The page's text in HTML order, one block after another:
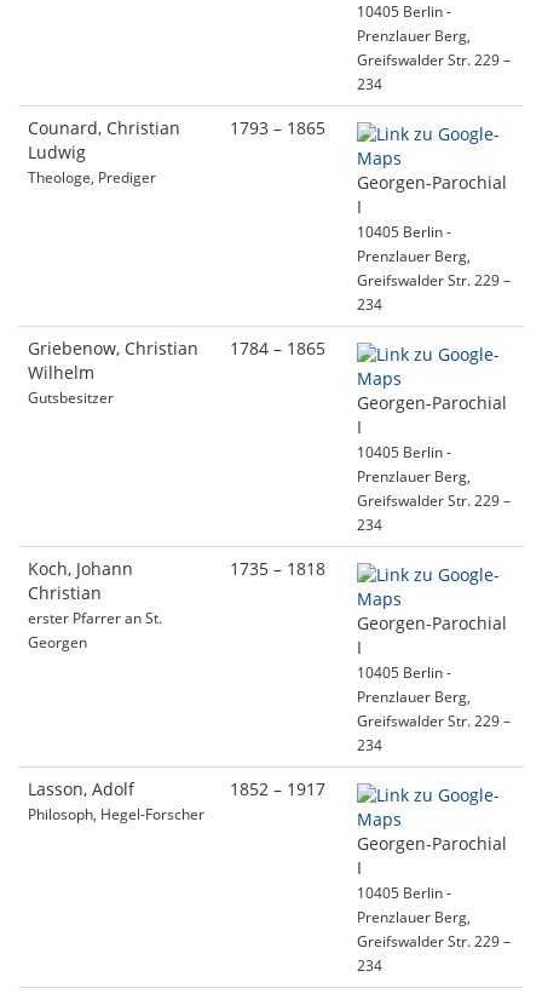
10405 Berlin -
Prenzlauer Berg,
Greifswalder Str. 229 –
234
Counard, Christian
Ludwig
Theologe, Prediger
1793 – 1865
Georgen-Parochial
I
10405 Berlin -
Prenzlauer Berg,
Greifswalder Str. 229 –
234
Griebenow, Christian
Wilhelm
Gutsbesitzer
1784 – 1865
Georgen-Parochial
I
10405 Berlin -
Prenzlauer Berg,
Greifswalder Str. 229 –
234
Koch, Johann
Christian
erster Pfarrer an St.
Georgen
1735 – 1818
Georgen-Parochial
I
10405 Berlin -
Prenzlauer Berg,
Greifswalder Str. 229 –
234
Lasson, Adolf
Philosoph, Hegel-Forscher
1852 – 1917
Georgen-Parochial
I
10405 Berlin -
Prenzlauer Berg,
Greifswalder Str. 229 –
234